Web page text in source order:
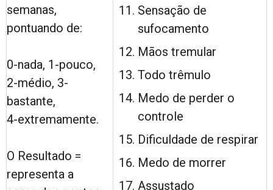
semanas,
pontuando de:
0-nada, 1-pouco,
2-médio, 3-
bastante,
4-extremamente.
O Resultado =
representa a
Sensação de
sufocamento
Mãos tremular
Todo trêmulo
Medo de perder o
controle
Dificuldade de respirar
Medo de morrer
Assustado